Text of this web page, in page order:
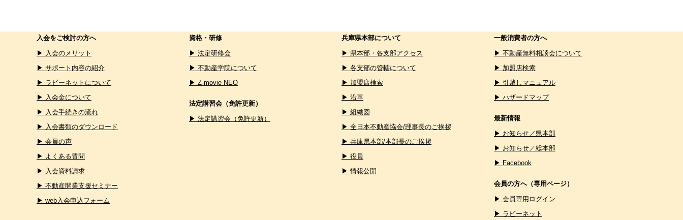
入会をご検討の方へ
▶ 入会のメリット
▶ サポート内容の紹介
▶ ラビーネットについて
▶ 入会金について
▶ 入会手続きの流れ
▶ 入会書類のダウンロード
▶ 会員の声
▶ よくある質問
▶ 入会資料請求
▶ 不動産開業支援セミナー
▶ web入会申込フォーム
資格・研修
▶ 法定研修会
▶ 不動産学院について
▶ Z-movie NEO
法定講習会（免許更新）
▶ 法定講習会（免許更新）
兵庫県本部について
▶ 県本部・各支部アクセス
▶ 各支部の管轄について
▶ 加盟店検索
▶ 沿革
▶ 組織図
▶ 全日本不動産協会/理事長のご挨拶
▶ 兵庫県本部/本部長のご挨拶
▶ 役員
▶ 情報公開
一般消費者の方へ
▶ 不動産無料相談会について
▶ 加盟店検索
▶ 引越しマニュアル
▶ ハザードマップ
最新情報
▶ お知らせ／県本部
▶ お知らせ／総本部
▶ Facebook
会員の方へ（専用ページ）
▶ 会員専用ログイン
▶ ラビーネット